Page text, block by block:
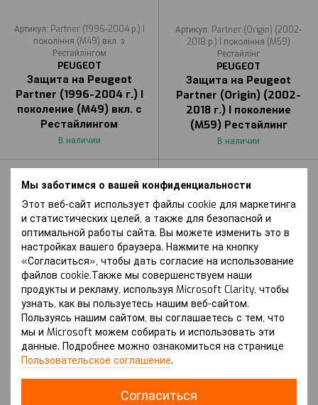
Мы заботимся о вашей конфиденциальности
Этот веб-сайт использует файлы cookie для маркетинга
и статистических целей, а также для безопасной и
оптимальной работы сайта. Вы можете изменить это в
настройках вашего браузера. Нажмите на кнопку
«Согласиться», чтобы дать согласие на использование
файлов cookie.Также мы совершенствуем наши
продукты и рекламу, используя Microsoft Clarity, чтобы
узнать, как вы пользуетесь нашим веб-сайтом.
Пользуясь нашим сайтом, вы соглашаетесь с тем, что
мы и Microsoft можем собирать и использовать эти
данные. Подробнее можно ознакомиться на странице
Пользовательское соглашение.
Согласиться
Артикул: Partner (1996-2004 р.) I
покоління (M49) вкл. з
Рестайлінгом
PEUGEOT
Защита на Peugeot
Partner (1996-2004 г.) I
поколение (M49) вкл. с
Рестайлингом
В наличии
Артикул: Partner (Origin) (2002-
2018 р.) I покоління (M59)
Рестайлінг
PEUGEOT
Защита на Peugeot
Partner (Origin) (2002-
2018 г.) I поколение
(M59) Рестайлинг
В наличии
Артикул: Partner (2008-2018 р.) II
покоління (B9) вкл. з
Рестайлінгом
PEUGEOT
Защита на Peugeot
Partner (2008-2018 г.) II
поколение (B9) вкл. с
Рестайлингом
Артикул: Partner (2018 р.-) III
покоління (K9) вкл. з
Рестайлінгом
PEUGEOT
Защита на Peugeot
Partner (2018 г.-) III
Рестайлингом